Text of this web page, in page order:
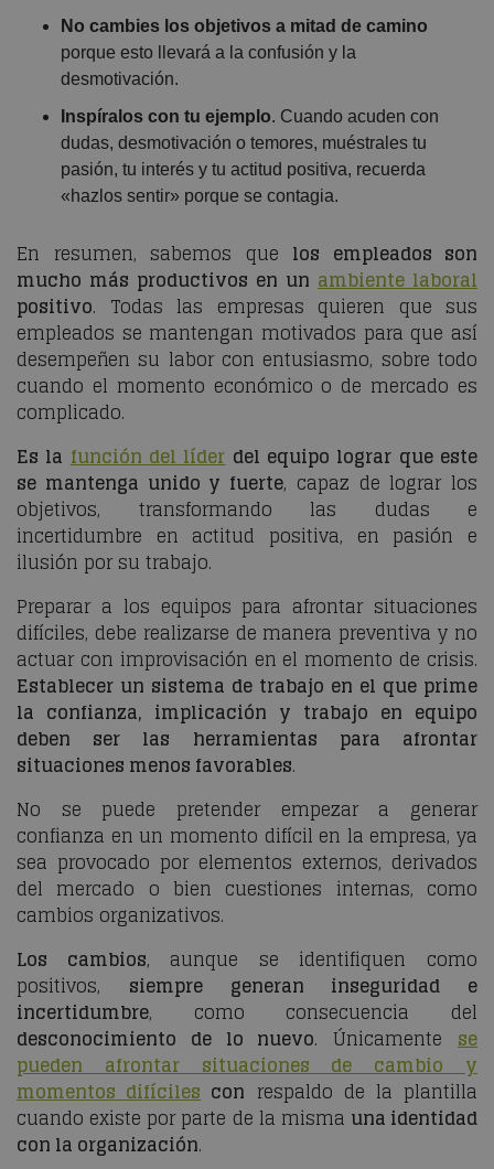
No cambies los objetivos a mitad de camino
porque esto llevará a la confusión y la
desmotivación.
Inspíralos con tu ejemplo. Cuando acuden con
dudas, desmotivación o temores, muéstrales tu
pasión, tu interés y tu actitud positiva, recuerda
«hazlos sentir» porque se contagia.
En resumen, sabemos que los empleados son
mucho más productivos en un ambiente laboral
positivo. Todas las empresas quieren que sus
empleados se mantengan motivados para que así
desempeñen su labor con entusiasmo, sobre todo
cuando el momento económico o de mercado es
complicado.
Es lafunción del líderdel equipo lograr que este
se mantenga unido y fuerte, capaz de lograr los
objetivos, transformando las dudas e
incertidumbre en actitud positiva, en pasión e
ilusión por su trabajo.
Preparar a los equipos para afrontar situaciones
difíciles, debe realizarse de manera preventiva y no
actuar con improvisación en el momento de crisis.
Establecer un sistema de trabajo en el que prime
la confianza, implicación y trabajo en equipo
deben ser las herramientas para afrontar
situaciones menos favorables.
No se puede pretender empezar a generar
confianza en un momento difícil en la empresa, ya
sea provocado por elementos externos, derivados
del mercado o bien cuestiones internas, como
cambios organizativos.
Los cambios, aunque se identifiquen como
positivos, siempre generan inseguridad e
incertidumbre, como consecuencia del
desconocimiento de lo nuevo. Únicamentese
pueden afrontar situaciones de cambio y
momentos difíciles con respaldo de la plantilla
cuando existe por parte de la misma una identidad
con la organización.